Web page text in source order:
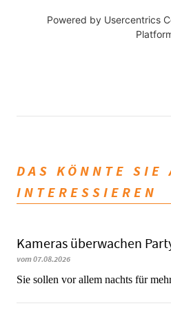
Powered by Usercentrics
DAS KÖNNTE SIE
INTERESSIEREN
Kameras überwachen
vom 07.08.2026
Sie sollen vor allem nachts für